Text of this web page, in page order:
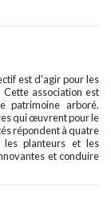
est d'agir pour les
association est
patrimoine arboré.
qui œuvrent pour le
répondent à quatre
les planteurs et les
et conduire